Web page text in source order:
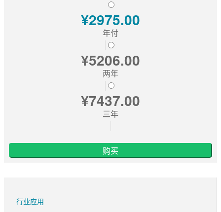
Flex弹性域名
SAN多子域
Multi-Domain多域名
Wildcard通配符
数字签名
代码签名
文档签名
¥2975.00
年付
¥5206.00
两年
¥7437.00
三年
购买
行业应用